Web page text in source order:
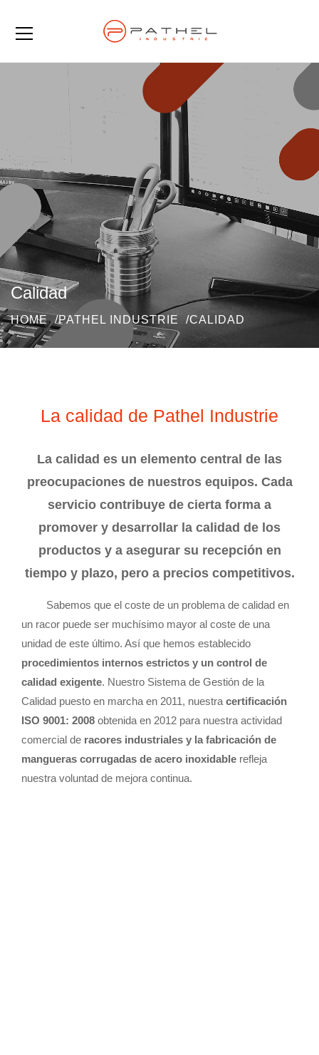
Calidad
HOME PATHEL INDUSTRIE CALIDAD
La calidad de Pathel Industrie
La calidad es un elemento central de las
preocupaciones de nuestros equipos. Cada
servicio contribuye de cierta forma a
promover y desarrollar la calidad de los
productos y a asegurar su recepción en
tiempo y plazo, pero a precios competitivos.
Sabemos que el coste de un problema de calidad en
un racor puede ser muchísimo mayor al coste de una
unidad de este último. Así que hemos establecido
procedimientos internos estrictos y un control de
calidad exigente. Nuestro Sistema de Gestión de la
Calidad puesto en marcha en 2011, nuestra certificación
ISO 9001: 2008 obtenida en 2012 para nuestra actividad
comercial de racores industriales y la fabricación de
mangueras corrugadas de acero inoxidable refleja
nuestra voluntad de mejora continua.